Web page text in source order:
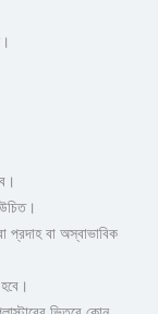
প্রদাহ বা অস্বাভাবিক